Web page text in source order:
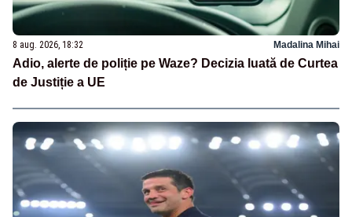
8 aug. 2026, 18:32 Madalina Mihai
Adio, alerte de poliție pe Waze? Decizia luată de Curtea
de Justiție a UE